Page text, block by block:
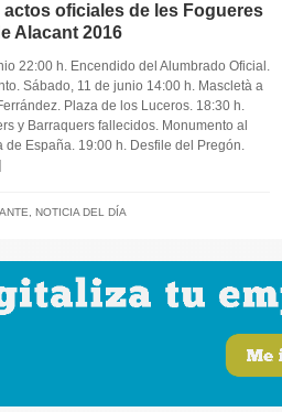
oficiales de les Fogueres
Alacant 2016
22:00 h. Encendido del Alumbrado Oficial.
Sábado, 11 de junio 14:00 h. Mascletà a
Plaza de los Luceros. 18:30 h.
y Barraquers fallecidos. Monumento al
de España. 19:00 h. Desfile del Pregón.
NOTICIA DEL DÍA